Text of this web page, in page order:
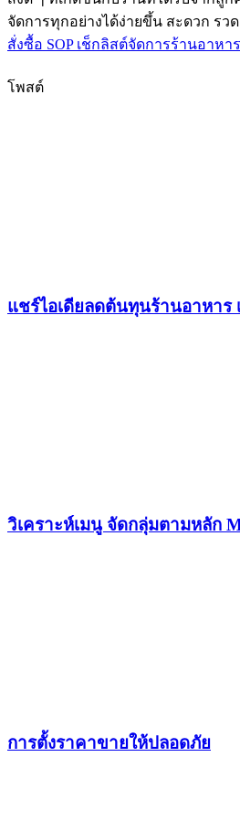
จัดการทุกอย่างได้ง่ายขึ้น สะดวก รว
สั่งซื้อ SOP เช็กลิสต์จัดการร้านอาห
โพสต์
แชร์ไอเดียลดต้นทุนร้านอาหาร
วิเคราะห์เมนู จัดกลุ่มตามหลัก
การตั้งราคาขายให้ปลอดภัย